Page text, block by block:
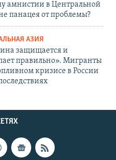
амнистии в Центральной
панацея от проблемы?
АЗИЯ
защищается и
правильно». Мигранты
кризисе в России